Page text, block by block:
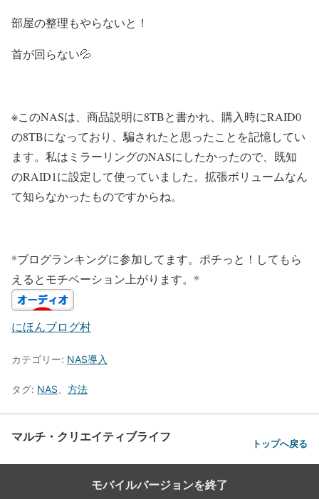
部屋の整理もやらないと！
首が回らない💦
※このNASは、商品説明に8TBと書かれ、購入時にRAID0
の8TBになっており、騙されたと思ったことを記憶してい
ます。私はミラーリングのNASにしたかったので、既知
のRAID1に設定して使っていました。拡張ボリュームなん
て知らなかったものですからね。
*ブログランキングに参加してます。ポチっと！してもら
えるとモチベーション上がります。*
にほんブログ村
カテゴリー: NAS導入
タグ: NAS 方法
マルチ・クリエイティブライフ トップへ戻る
モバイルバージョンを終了